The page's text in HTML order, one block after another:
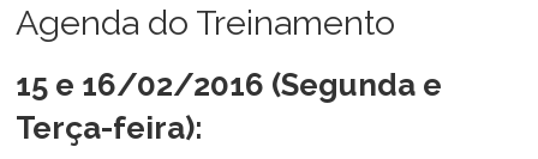
Agenda do Treinamento
15 e 16/02/2016 (Segunda e
Terça-feira):